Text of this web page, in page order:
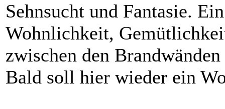
Sehnsucht und Fantasie.
Wohnlichkeit,
zwischen den
Bald soll hier wieder ein